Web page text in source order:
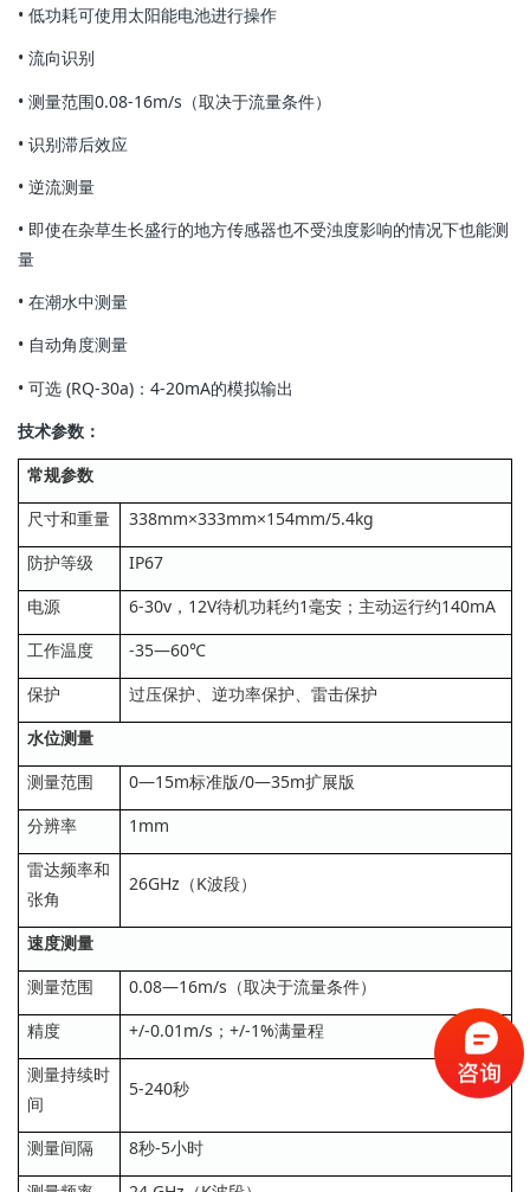
• 低功耗可使用太阳能电池进行操作
• 流向识别
• 测量范围0.08-16m/s（取决于流量条件）
• 识别滞后效应
• 逆流测量
• 即使在杂草生长盛行的地方传感器也不受浊度影响的情况下也能测
量
• 在潮水中测量
• 自动角度测量
• 可选 (RQ-30a)：4-20mA的模拟输出
技术参数：
常规参数
尺寸和重量
338mm×333mm×154mm/5.4kg
防护等级
IP67
电源
6-30v，12V待机功耗约1毫安；主动运行约140mA
工作温度
-35—60℃
保护
过压保护、逆功率保护、雷击保护
水位测量
测量范围
0—15m标准版/0—35m扩展版
分辨率
1mm
雷达频率和
张角
26GHz（K波段）
速度测量
测量范围
0.08—16m/s（取决于流量条件）
精度
+/-0.01m/s；+/-1%满量程
测量持续时
间
5-240秒
测量间隔
8秒-5小时